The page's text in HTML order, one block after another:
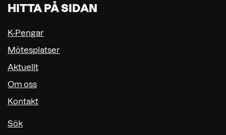
HITTA PÅ SIDAN
K-Pengar
Mötesplatser
Aktuellt
Om oss
Kontakt
Sök